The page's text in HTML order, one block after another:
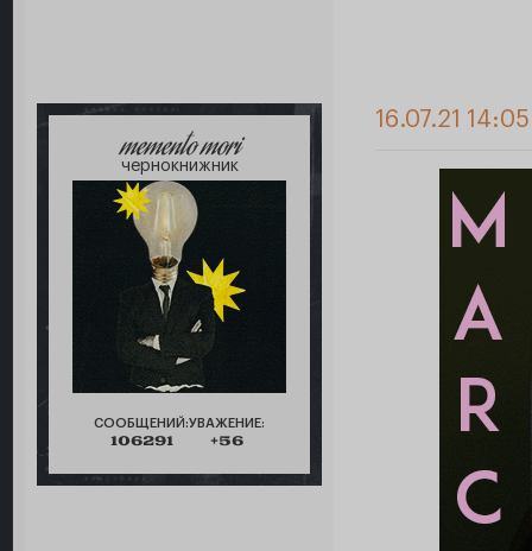
memento mori
чернокнижник
СООБЩЕНИЙ:
106291
УВАЖЕНИЕ:
+56
16.07.21